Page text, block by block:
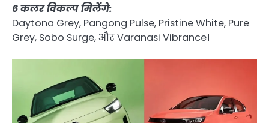
6 कलर विकल्प मिलेंगे:
Daytona Grey, Pangong Pulse, Pristine White, Pure
Grey, Sobo Surge, और Varanasi Vibrance।